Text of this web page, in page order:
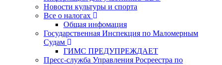
Новости культуры и спорта
Все о налогах
Общая инфомация
Государственная Инспекция по Маломерным
Судам
ГИМС ПРЕДУПРЕЖДАЕТ
Пресс-служба Управления Росреестра по